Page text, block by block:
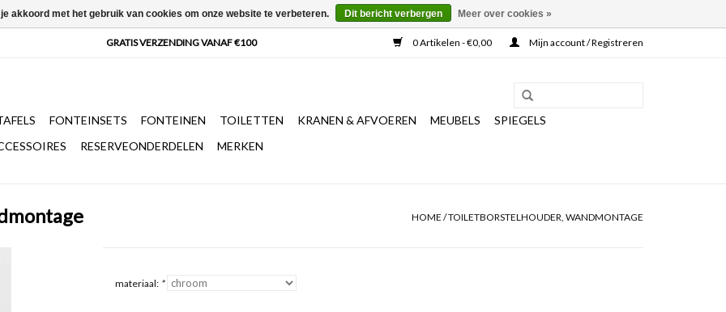
0 Artikelen - €0,00 Mijn account / Registreren
FONTEINSETS FONTEINEN TOILETTEN KRANEN & AFVOEREN MEUBELS
SPIEGELS
RESERVEONDERDELEN MERKEN
HOME /TOILETBORSTELHOUDER, WANDMONTAGE
materiaal: *
akkoord met het gebruik van cookies om onze website te verbeteren. Dit bericht verbergen Meer over cookies »